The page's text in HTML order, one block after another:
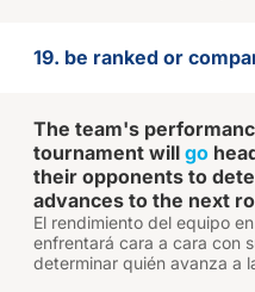
19. be ranked or
The team's
tournament will go
their opponents to
advances to the next
El rendimiento del equipo
enfrentará cara a cara con
determinar quién avanza a